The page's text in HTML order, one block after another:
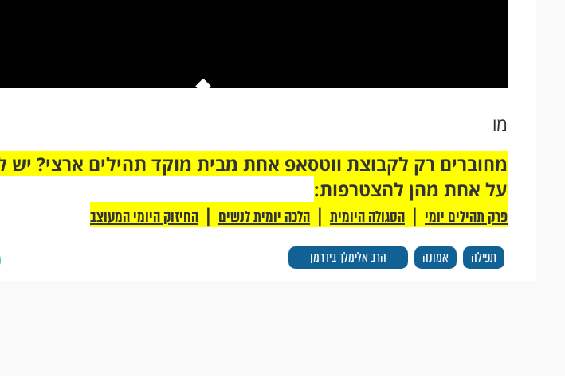
מו
תפילה אמונה הרב אלימלך בידרמן
על אחת מהן להצטרפות:
פרק תהילים יומי | הסגולה היומית | הלכה יומית לנשים | החיזוק היומי המעוצב